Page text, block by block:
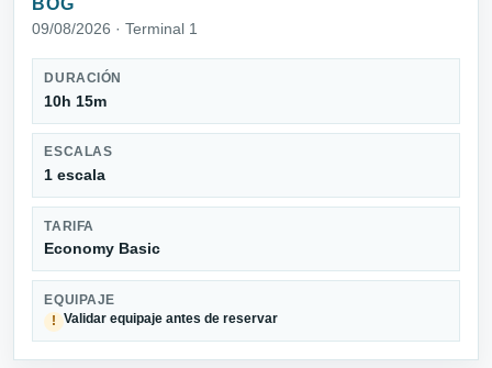
BOG
09/08/2026 · Terminal 1
DURACIÓN
10h 15m
ESCALAS
1 escala
TARIFA
Economy Basic
EQUIPAJE
!
Validar equipaje antes de reservar